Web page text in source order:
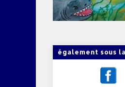
également sous